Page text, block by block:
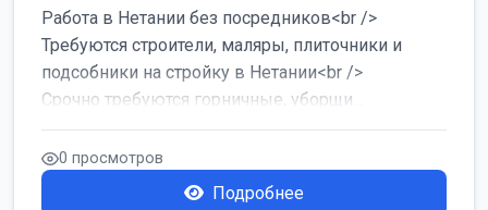
Работа в Нетании без посредников<br />
Требуются строители, маляры, плиточники и
подсобники на стройку в Нетании<br />
Срочно требуются горничные, уборщи...
0 просмотров
Подробнее